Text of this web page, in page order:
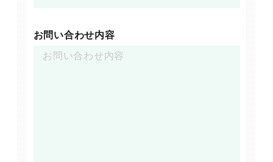
お問い合わせ内容